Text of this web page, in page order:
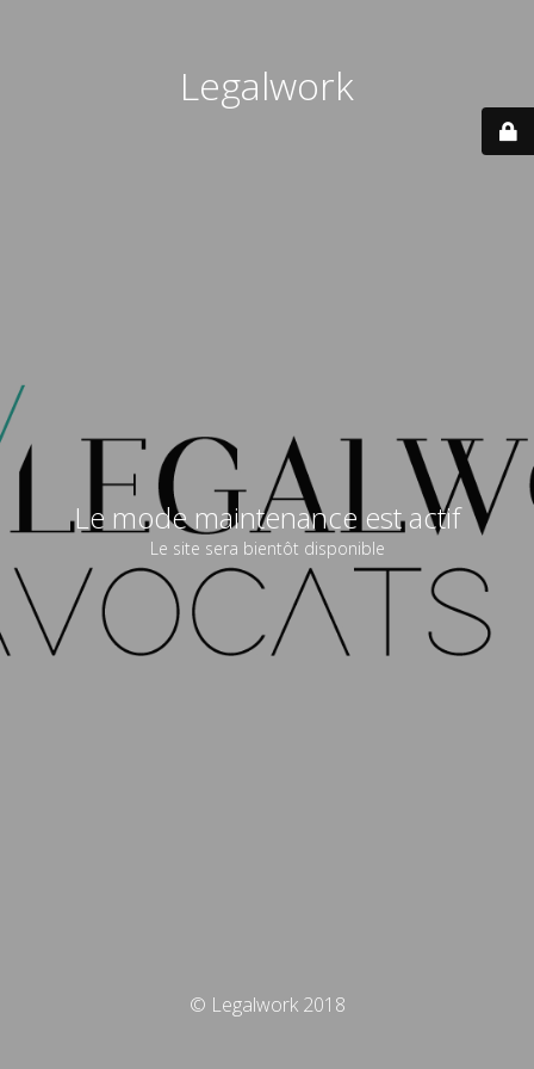
Legalwork
Le mode maintenance est actif
Le site sera bientôt disponible
© Legalwork 2018